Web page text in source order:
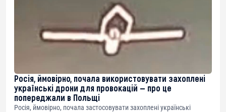
Росія, ймовірно, почала використовувати захоплені
українські дрони для провокацій — про це
попереджали в Польщі
Росія, ймовірно, почала застосовувати захоплені українські